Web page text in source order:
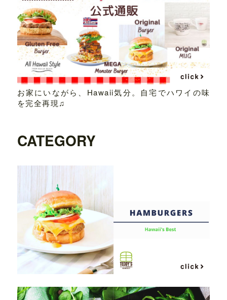
お家にいながら、Hawaii気分。自宅でハワイの味
を完全再現♫
CATEGORY